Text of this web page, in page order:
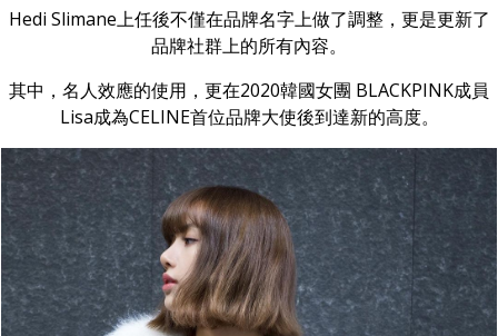
Hedi Slimane上任後不僅在品牌名字上做了調整，更是更新了
品牌社群上的所有內容。
其中，名人效應的使用，更在2020韓國女團 BLACKPINK成員
Lisa成為CELINE首位品牌大使後到達新的高度。